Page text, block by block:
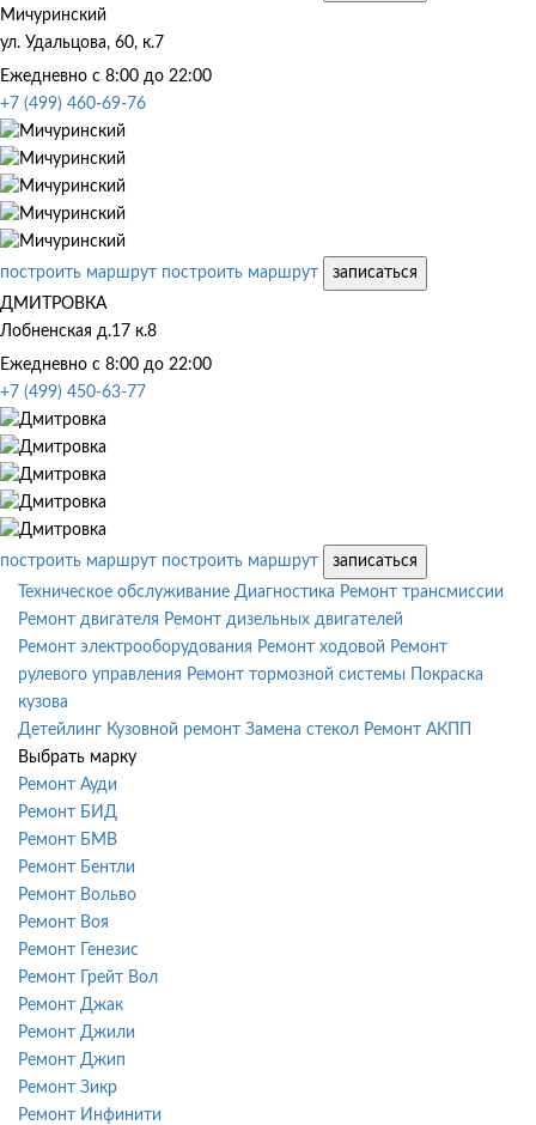
Мичуринский
ул. Удальцова, 60, к.7
Ежедневно с 8:00 до 22:00
+7 (499) 460-69-76
построить маршрут построить маршрут
записаться
ДМИТРОВКА
Лобненская д.17 к.8
Ежедневно с 8:00 до 22:00
+7 (499) 450-63-77
построить маршрут построить маршрут
записаться
Техническое обслуживание Диагностика Ремонт трансмиссии
Ремонт двигателя Ремонт дизельных двигателей
Ремонт электрооборудования Ремонт ходовой Ремонт
рулевого управления Ремонт тормозной системы
Покраска
кузова
Детейлинг Кузовной ремонт Замена стекол Ремонт АКПП
Выбрать марку
Ремонт Ауди
Ремонт БИД
Ремонт БМВ
Ремонт Бентли
Ремонт Вольво
Ремонт Воя
Ремонт Генезис
Ремонт Грейт Вол
Ремонт Джак
Ремонт Джили
Ремонт Джип
Ремонт Зикр
Ремонт Инфинити